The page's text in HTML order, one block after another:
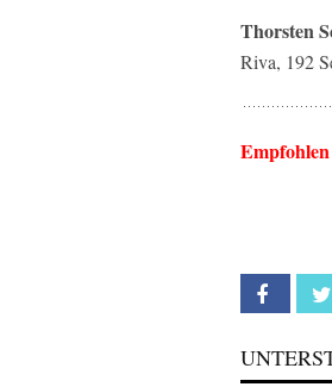
Thorsten
Riva, 192